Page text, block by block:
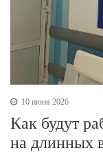
10 июня 2026
Как будут
на длинных